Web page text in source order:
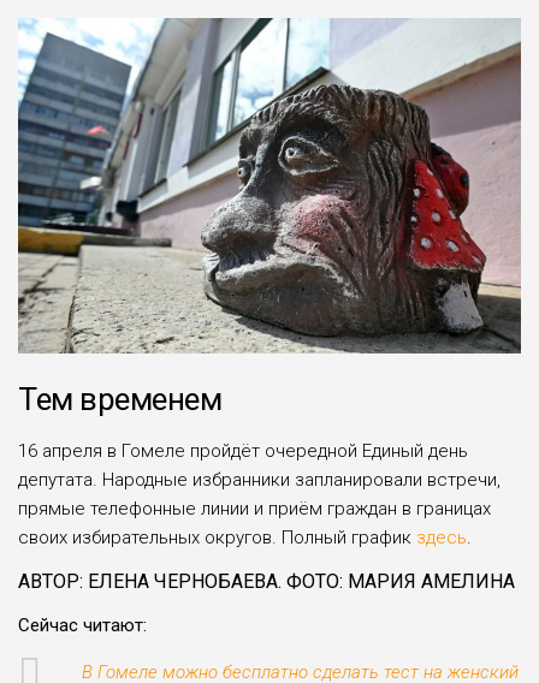
Тем временем
16 апреля в Гомеле пройдёт очередной Единый день
депутата. Народные избранники запланировали встречи,
прямые телефонные линии и приём граждан в границах
своих избирательных округов. Полный график здесь.
АВТОР: ЕЛЕНА ЧЕРНОБАЕВА. ФОТО: МАРИЯ АМЕЛИНА
Сейчас читают:
В Гомеле можно бесплатно сделать тест на женский